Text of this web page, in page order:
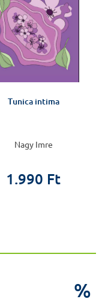
Tunica intima
Nagy Imre
1.990 Ft
%